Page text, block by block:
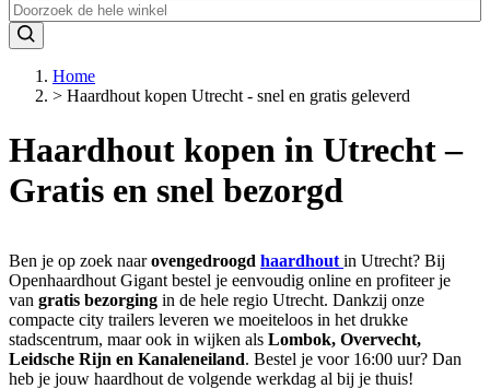
Home
> Haardhout kopen Utrecht - snel en gratis geleverd
Haardhout kopen in Utrecht –
Gratis en snel bezorgd
Ben je op zoek naarovengedroogd haardhout in Utrecht? Bij
Openhaardhout Gigant bestel je eenvoudig online en profiteer je
van gratis bezorging in de hele regio Utrecht. Dankzij onze
compacte city trailers leveren we moeiteloos in het drukke
stadscentrum, maar ook in wijken als Lombok, Overvecht,
Leidsche Rijn en Kanaleneiland. Bestel je voor 16:00 uur? Dan
heb je jouw haardhout de volgende werkdag al bij je thuis!